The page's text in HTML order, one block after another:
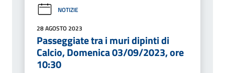
NOTIZIE
28 AGOSTO 2023
Passeggiate tra i muri dipinti di
Calcio, Domenica 03/09/2023, ore
10:30